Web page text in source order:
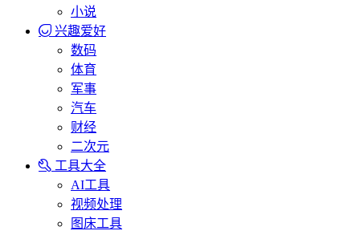
小说
兴趣爱好
数码
体育
军事
汽车
财经
二次元
工具大全
AI工具
视频处理
图床工具